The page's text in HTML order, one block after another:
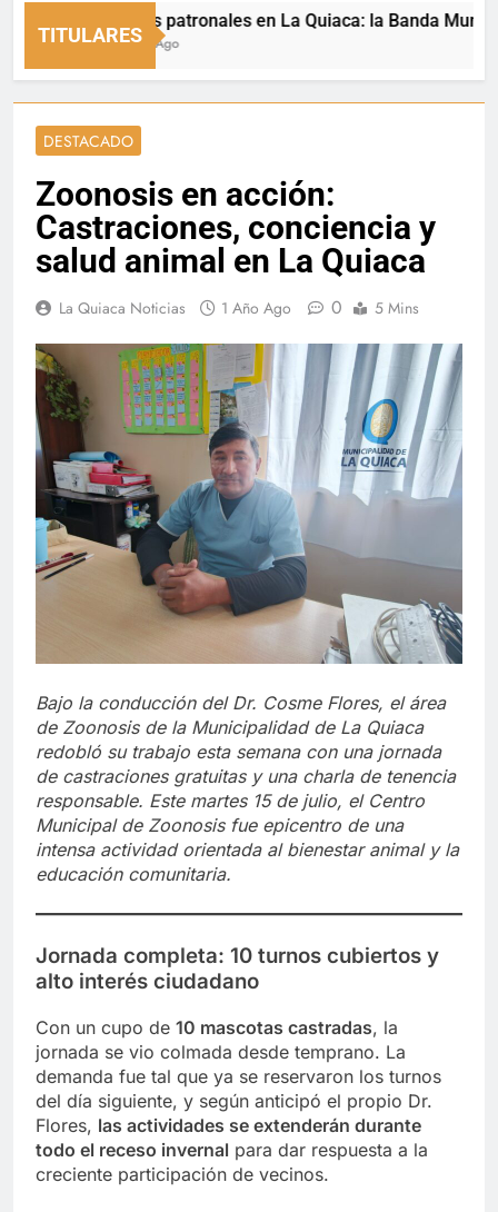
TITULARES
Fiestas patronales en La Quiaca: la Banda Municipal
2 Horas Ago
DESTACADO
Zoonosis en acción:
Castraciones, conciencia y
salud animal en La Quiaca
La Quiaca Noticias 1 Año Ago 0 5 Mins
Bajo la conducción del Dr. Cosme Flores, el área
de Zoonosis de la Municipalidad de La Quiaca
redobló su trabajo esta semana con una jornada
de castraciones gratuitas y una charla de tenencia
responsable. Este martes 15 de julio, el Centro
Municipal de Zoonosis fue epicentro de una
intensa actividad orientada al bienestar animal y la
educación comunitaria.
Jornada completa: 10 turnos cubiertos y
alto interés ciudadano
Con un cupo de 10 mascotas castradas, la
jornada se vio colmada desde temprano. La
demanda fue tal que ya se reservaron los turnos
del día siguiente, y según anticipó el propio Dr.
Flores, las actividades se extenderán durante
todo el receso invernal para dar respuesta a la
creciente participación de vecinos.